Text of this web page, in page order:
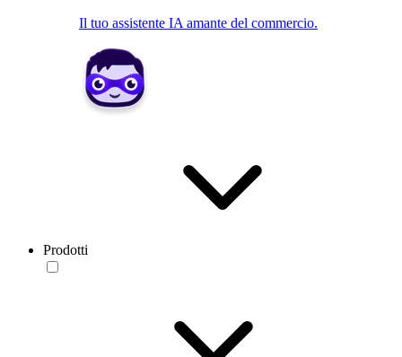
Il tuo assistente IA amante del commercio.
Prodotti